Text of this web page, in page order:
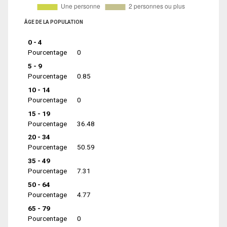
ÂGE DE LA POPULATION
0 - 4
Pourcentage
0
5 - 9
Pourcentage
0.85
10 - 14
Pourcentage
0
15 - 19
Pourcentage
36.48
20 - 34
Pourcentage
50.59
35 - 49
Pourcentage
7.31
50 - 64
Pourcentage
4.77
65 - 79
Pourcentage
0